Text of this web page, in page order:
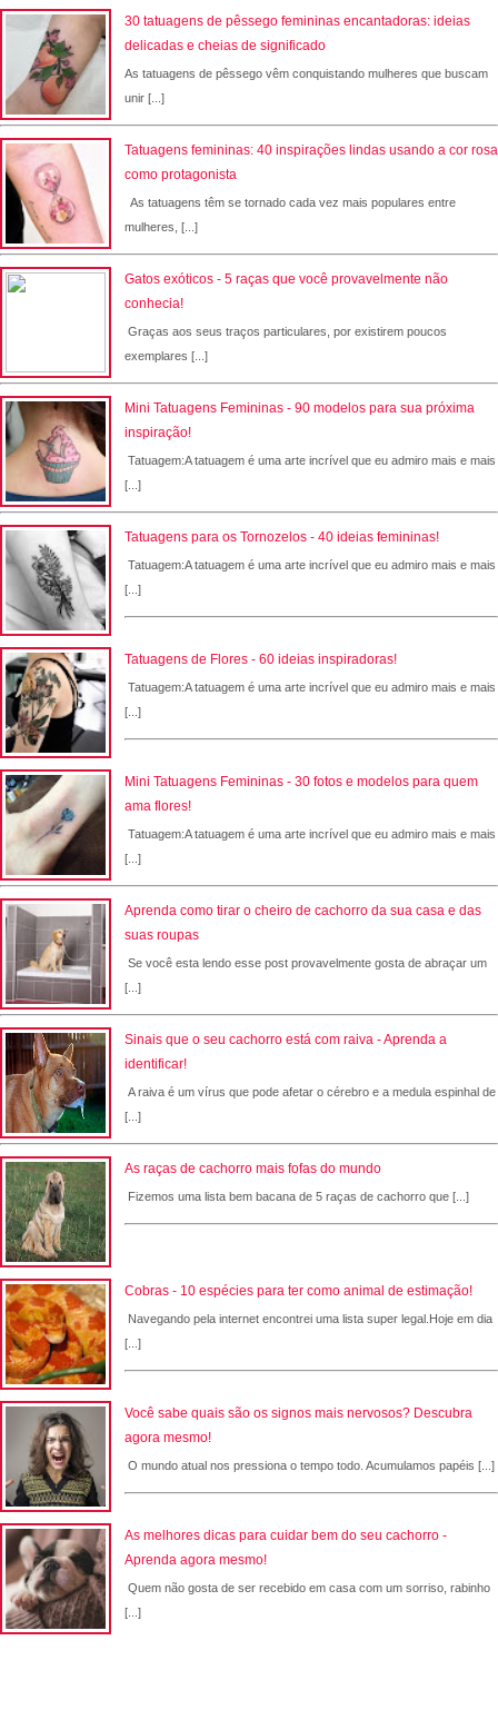
30 tatuagens de pêssego femininas encantadoras: ideias
delicadas e cheias de significado
As tatuagens de pêssego vêm conquistando mulheres que buscam
unir [...]
Tatuagens femininas: 40 inspirações lindas usando a cor rosa
como protagonista
As tatuagens têm se tornado cada vez mais populares entre
mulheres, [...]
Gatos exóticos - 5 raças que você provavelmente não
conhecia!
Graças aos seus traços particulares, por existirem poucos
exemplares [...]
Mini Tatuagens Femininas - 90 modelos para sua próxima
inspiração!
Tatuagem:A tatuagem é uma arte incrível que eu admiro mais e mais
[...]
Tatuagens para os Tornozelos - 40 ideias femininas!
Tatuagem:A tatuagem é uma arte incrível que eu admiro mais e mais
[...]
Tatuagens de Flores - 60 ideias inspiradoras!
Tatuagem:A tatuagem é uma arte incrível que eu admiro mais e mais
[...]
Mini Tatuagens Femininas - 30 fotos e modelos para quem
ama flores!
Tatuagem:A tatuagem é uma arte incrível que eu admiro mais e mais
[...]
Aprenda como tirar o cheiro de cachorro da sua casa e das
suas roupas
Se você esta lendo esse post provavelmente gosta de abraçar um
[...]
Sinais que o seu cachorro está com raiva - Aprenda a
identificar!
A raiva é um vírus que pode afetar o cérebro e a medula espinhal de
[...]
As raças de cachorro mais fofas do mundo
Fizemos uma lista bem bacana de 5 raças de cachorro que [...]
Cobras - 10 espécies para ter como animal de estimação!
Navegando pela internet encontrei uma lista super legal.Hoje em dia
[...]
Você sabe quais são os signos mais nervosos? Descubra
agora mesmo!
O mundo atual nos pressiona o tempo todo. Acumulamos papéis [...]
As melhores dicas para cuidar bem do seu cachorro -
Aprenda agora mesmo!
Quem não gosta de ser recebido em casa com um sorriso, rabinho
[...]